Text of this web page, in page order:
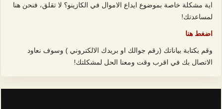
اية مشكلة خاصة بموضوع ايداع الاموال في الكازينو؟ لا تقلق، فنحن هنا
لمساعدتك!
اضغط هنا
وقم بكتابة بياناتك (رقم جوالك او بريدك الالكتروني ) وسوف نعاود
الاتصال بك في اقرب وقت ومعنا الحل لمشكلتك!